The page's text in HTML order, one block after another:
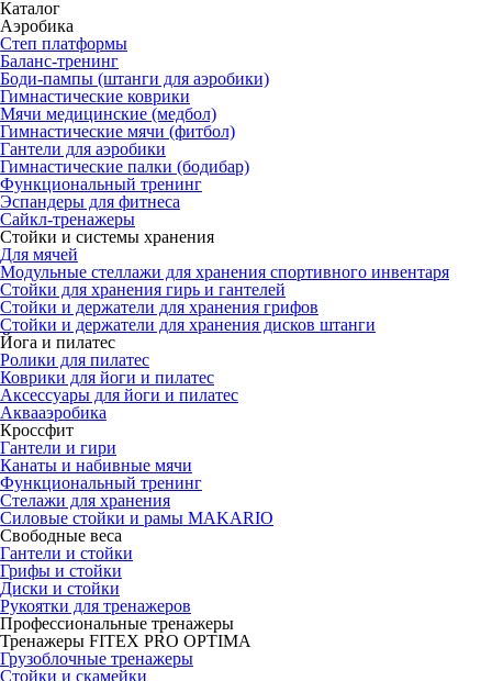
Каталог
Аэробика
Степ платформы
Баланс-тренинг
Боди-пампы (штанги для аэробики)
Гимнастические коврики
Мячи медицинские (медбол)
Гимнастические мячи (фитбол)
Гантели для аэробики
Гимнастические палки (бодибар)
Функциональный тренинг
Эспандеры для фитнеса
Сайкл-тренажеры
Стойки и системы хранения
Для мячей
Модульные стеллажи для хранения спортивного инвентаря
Стойки для хранения гирь и гантелей
Стойки и держатели для хранения грифов
Стойки и держатели для хранения дисков штанги
Йога и пилатес
Ролики для пилатес
Коврики для йоги и пилатес
Аксессуары для йоги и пилатес
Аквааэробика
Кроссфит
Гантели и гири
Канаты и набивные мячи
Функциональный тренинг
Стелажи для хранения
Силовые стойки и рамы MAKARIO
Свободные веса
Гантели и стойки
Грифы и стойки
Диски и стойки
Рукоятки для тренажеров
Профессиональные тренажеры
Тренажеры FITEX PRO OPTIMA
Грузоблочные тренажеры
Стойки и скамейки